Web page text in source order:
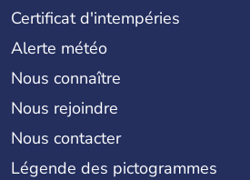
Certificat d'intempéries
Alerte météo
Nous connaître
Nous rejoindre
Nous contacter
Légende des pictogrammes